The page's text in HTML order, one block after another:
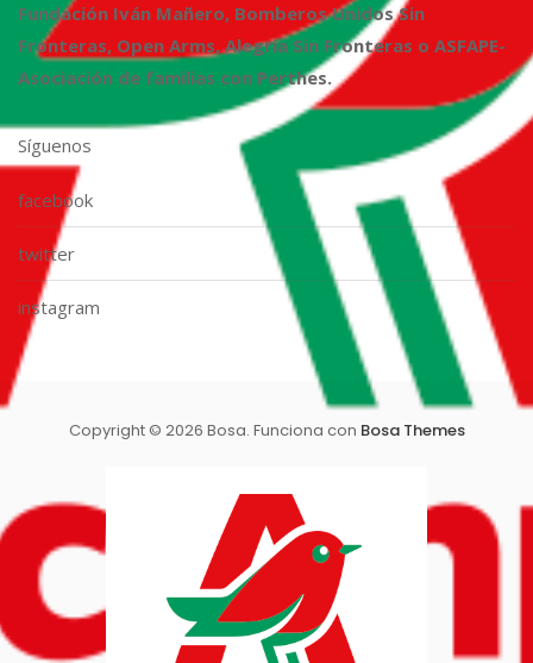
Fundación Iván Mañero, Bomberos Unidos Sin
Fronteras, Open Arms, Alegría Sin Fronteras o ASFAPE-
Asociación de familias con Perthes.
Síguenos
facebook
twitter
instagram
Copyright © 2026 Bosa. Funciona con Bosa Themes